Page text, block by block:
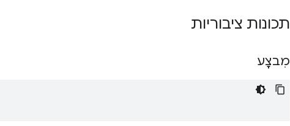
תכונות ציבוריות
מִבצָע